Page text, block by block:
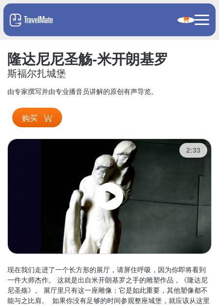
隆达尼尼圣觞-米开朗基罗
斯福尔扎城堡
由专家撰写并由专业播音员讲解的原创有声导览。
购买
2:33
现在我们走进了一个长方形的展厅，请屏住呼吸，因为你即将看到
一件大师杰作。 这就是出自米开朗基罗之手的雕塑作品，《隆达尼
尼圣殇》。 展厅里只有这一座雕像：它是如此重要，其他塑像都不
能与之比肩。 如果你没有足够的时间参观整座城堡，就应该从这里